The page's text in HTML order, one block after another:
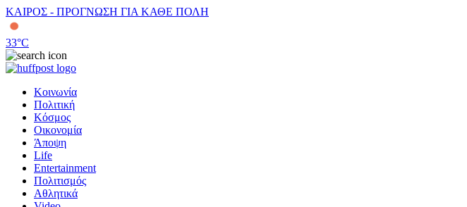
ΚΑΙΡΟΣ - ΠΡΟΓΝΩΣΗ ΓΙΑ ΚΑΘΕ ΠΟΛΗ
33°C
Κοινωνία
Πολιτική
Κόσμος
Οικονομία
Άποψη
Life
Entertainment
Πολιτισμός
Αθλητικά